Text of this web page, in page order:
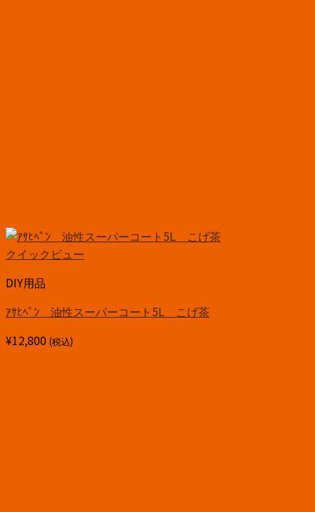
クイックビュー
DIY用品
ｱｻﾋﾍﾟﾝ 油性スーパーコート5L こげ茶
¥12,800 (税込)